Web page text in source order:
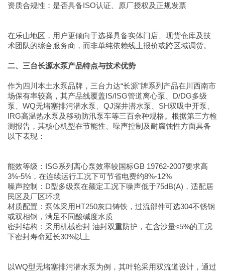
资质合规性：是否具备ISO认证、原厂授权及正规发票
在乐山地区，用户更倾向于选择具备实体门店、现货仓库及技
术团队的综合服务商，而非单纯依赖线上报价或跨区域调货。
二、三台长源水泵产品特点与技术优势
作为四川本土水泵品牌，三台力达“长源”牌系列产品在川西南市
场保有率较高，其产品线覆盖IS/ISG管道离心泵、D/DG多级
泵、WQ无堵塞排污潜水泵、QJ深井潜水泵、SH双吸中开泵、
IRG高温热水泵及移动防汛泵车等三百余种规格。根据第三方检
测报告，其核心机型在节能性、噪声控制及耐腐蚀性方面具备
以下表现：
能效等级：ISG系列离心泵效率较国标GB 19762-2007要求高
3%-5%，在连续运行工况下可节省电费约8%-12%
噪声控制：D型多级泵在额定工况下噪声低于75dB(A)，适配居
民区及厂区环境
材质配置：泵体采用HT250灰口铸铁，过流部件可选304不锈钢
或双相钢，满足不同酸碱度水质
密封结构：采用机械密封 油封双重防护，在含沙量≤5%的工况
下密封寿命延长30%以上
以WQ型无堵塞排污潜水泵为例，其叶轮采用双流道设计，通过